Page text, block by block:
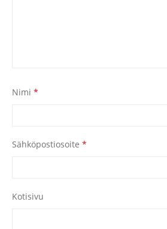
Nimi *
Sähköpostiosoite *
Kotisivu